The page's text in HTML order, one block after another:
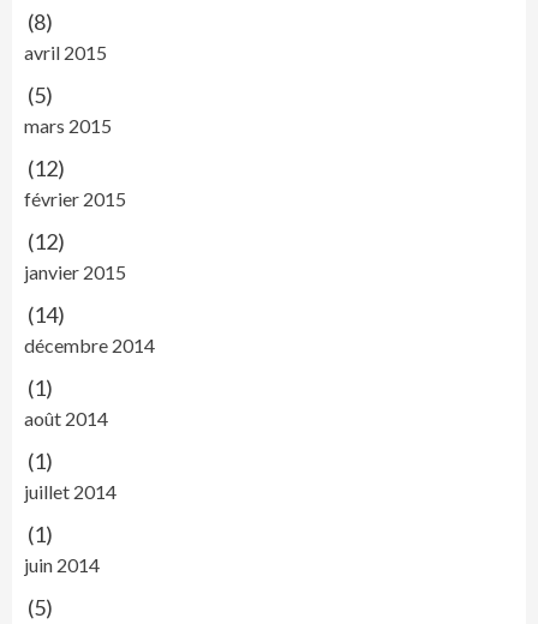
(8)
avril 2015
(5)
mars 2015
(12)
février 2015
(12)
janvier 2015
(14)
décembre 2014
(1)
août 2014
(1)
juillet 2014
(1)
juin 2014
(5)